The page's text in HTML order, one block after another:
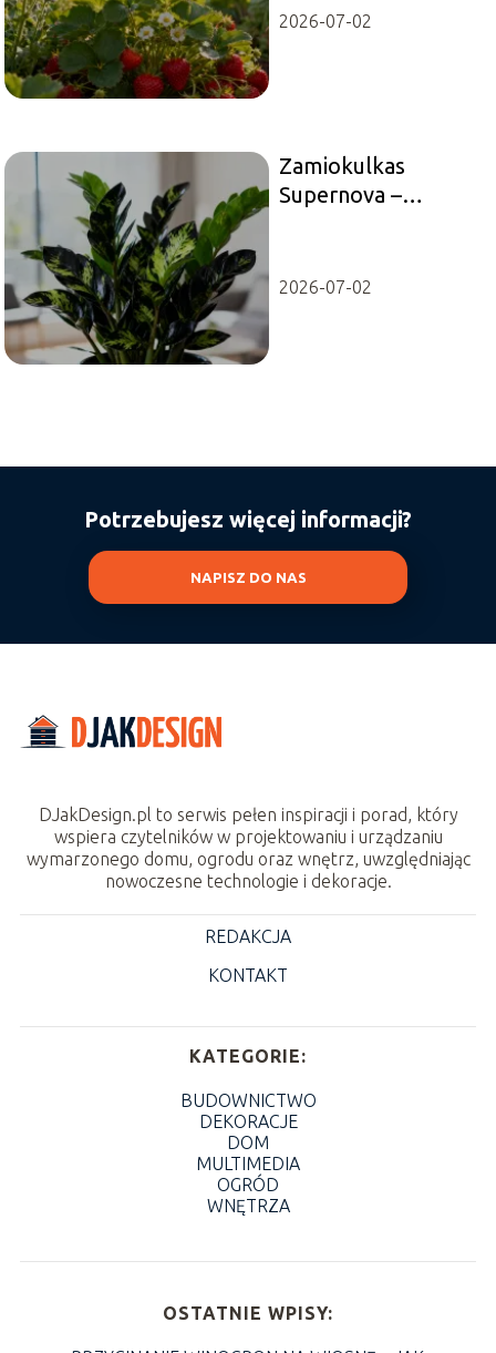
roślin
2026-07-02
Zamiokulkas
Supernova –
2026-07-02
Potrzebujesz więcej informacji?
NAPISZ DO NAS
DJakDesign.pl to serwis pełen inspiracji i porad, który
wspiera czytelników w projektowaniu i urządzaniu
wymarzonego domu, ogrodu oraz wnętrz, uwzględniając
nowoczesne technologie i dekoracje.
REDAKCJA
KONTAKT
KATEGORIE:
BUDOWNICTWO
DEKORACJE
DOM
MULTIMEDIA
OGRÓD
WNĘTRZA
OSTATNIE WPISY: